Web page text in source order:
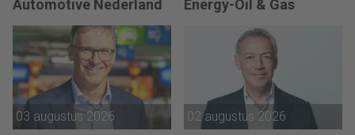
Automotive Nederland Energy-Oil & Gas
03 augustus 2026 02 augustus 2026